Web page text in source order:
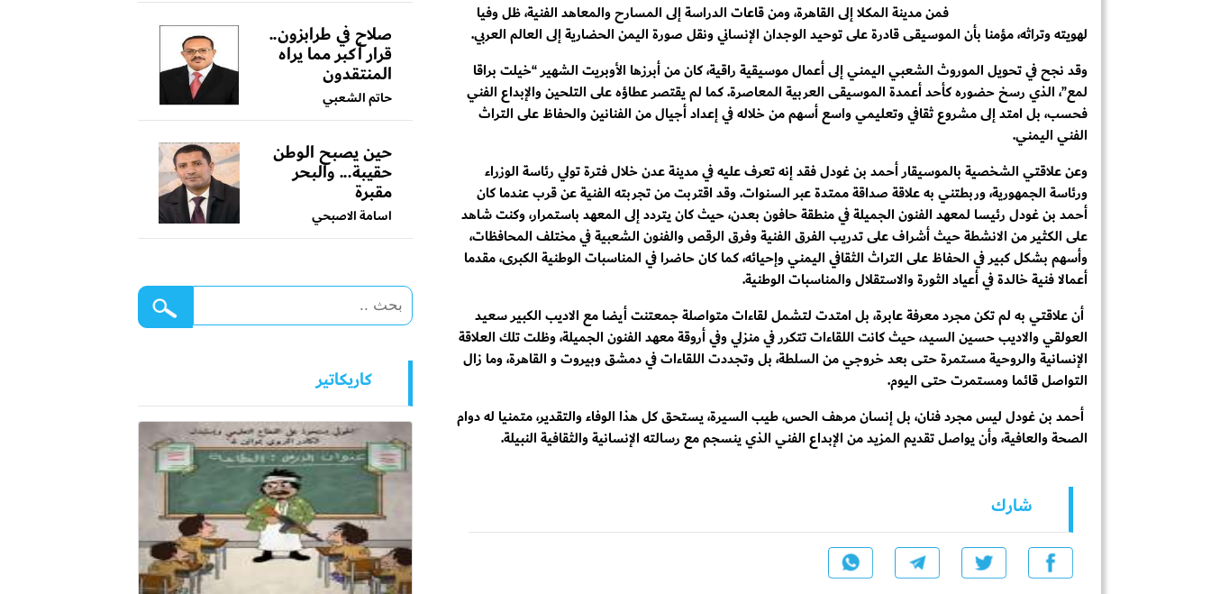
فمن مدينة المكلا إلى القاهرة، ومن قاعات الدراسة إلى المسارح والمعاهد الفنية، ظل وفيا
لهويته وتراثه، مؤمنا بأن الموسيقى قادرة على توحيد الوجدان الإنساني ونقل صورة اليمن الحضارية إلى العالم العربي.
وقد نجح في تحويل الموروث الشعبي اليمني إلى أعمال موسيقية راقية، كان من أبرزها الأوبريت الشهير “خيلت براقا
لمع”، الذي رسخ حضوره كأحد أعمدة الموسيقى العربية المعاصرة. كما لم يقتصر عطاؤه على التلحين والإبداع الفني
فحسب، بل امتد إلى مشروع ثقافي وتعليمي واسع أسهم من خلاله في إعداد أجيال من الفنانين والحفاظ على التراث
الفني اليمني.
وعن علاقتي الشخصية بالموسيقار أحمد بن غودل فقد إنه تعرف عليه في مدينة عدن خلال فترة تولي رئاسة الوزراء
ورئاسة الجمهورية، وربطتني به علاقة صداقة ممتدة عبر السنوات. وقد اقتربت من تجربته الفنية عن قرب عندما كان
أحمد بن غودل رئيسا لمعهد الفنون الجميلة في منطقة حافون بعدن، حيث كان يتردد إلى المعهد باستمرار، وكنت شاهد
على الكثير من الانشطة حيث أشراف على تدريب الفرق الفنية وفرق الرقص والفنون الشعبية في مختلف المحافظات،
وأسهم بشكل كبير في الحفاظ على التراث الثقافي اليمني وإحيائه، كما كان حاضرا في المناسبات الوطنية الكبرى، مقدما
أعمالا فنية خالدة في أعياد الثورة والاستقلال والمناسبات الوطنية.
أن علاقتي به لم تكن مجرد معرفة عابرة، بل امتدت لتشمل لقاءات متواصلة جمعتنت أيضا مع الاديب الكبير سعيد
العولقي والاديب حسين السيد، حيث كانت اللقاءات تتكرر في منزلي وفي أروقة معهد الفنون الجميلة، وظلت تلك العلاقة
الإنسانية والروحية مستمرة حتى بعد خروجي من السلطة، بل وتجددت اللقاءات في دمشق وبيروت و القاهرة، وما زال
التواصل قائما ومستمرت حتى اليوم.
أحمد بن غودل ليس مجرد فنان، بل إنسان مرهف الحس، طيب السيرة، يستحق كل هذا الوفاء والتقدير، متمنيا له دوام
الصحة والعافية، وأن يواصل تقديم المزيد من الإبداع الفني الذي ينسجم مع رسالته الإنسانية والثقافية النبيلة.
شارك
صلاح في طرابزون..
قرار أكبر مما يراه
المنتقدون
حاتم الشعبي
حين يصبح الوطن
حقيبة... والبحر
مقبرة
اسامة الاصبحي
كاريكاتير